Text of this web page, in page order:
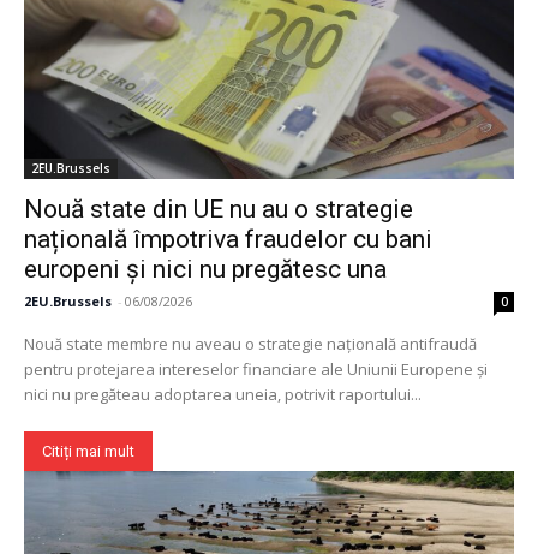
2EU.Brussels
Nouă state din UE nu au o strategie
națională împotriva fraudelor cu bani
europeni și nici nu pregătesc una
2EU.Brussels - 06/08/2026 0
Nouă state membre nu aveau o strategie națională antifraudă
pentru protejarea intereselor financiare ale Uniunii Europene și
nici nu pregăteau adoptarea uneia, potrivit raportului...
Citiți mai mult